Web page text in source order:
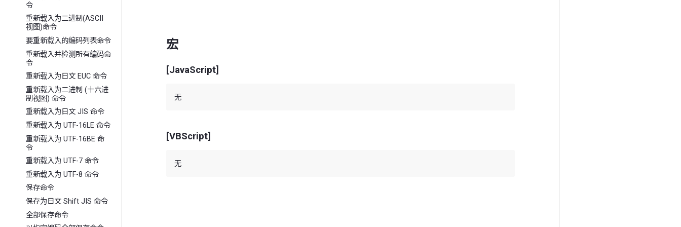
令
重新载入为二进制(ASCII
视图)命令
要重新载入的编码列表命令
重新载入并检测所有编码命
令
重新载入为日文 EUC 命令
重新载入为二进制 (十六进
制视图) 命令
重新载入为日文 JIS 命令
重新载入为 UTF-16LE 命令
重新载入为 UTF-16BE 命
令
重新载入为 UTF-7 命令
重新载入为 UTF-8 命令
保存命令
保存为日文 Shift JIS 命令
全部保存命令
宏
[JavaScript]
[VBScript]